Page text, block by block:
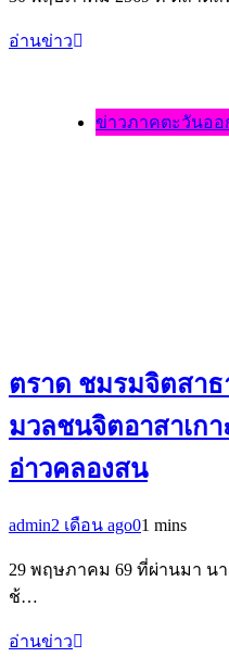
อ่านข่าว
ข่าวภาคตะวันออ
ตราด ชมรมจิตสา
มวลชนจิตอาสาเกา
อ่าวคลองสน
admin2 เดือน ago01 mins
29 พฤษภาคม 69 ที่ผ่านมา น
ช้…
อ่านข่าว